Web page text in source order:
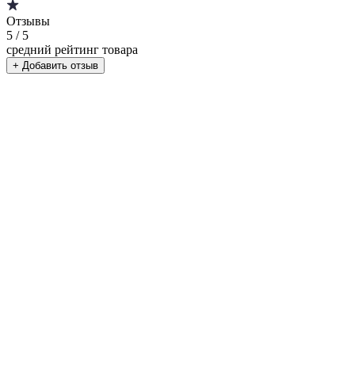
Отзывы
5 / 5
средний рейтинг товара
+ Добавить отзыв